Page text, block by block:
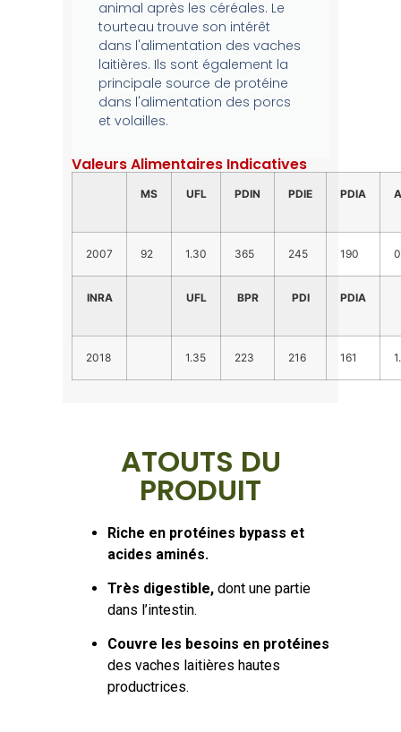
animal après les céréales. Le
tourteau trouve son intérêt
dans l'alimentation des vaches
laitières. Ils sont également la
principale source de protéine
dans l'alimentation des porcs
et volailles.
Valeurs Alimentaires Indicatives
MS UFL PDIN PDIE PDIA
2007 92 1.30 365 245 190 0
INRA UFL BPR PDI PDIA
2018 1.35 223 216 161
ATOUTS DU
PRODUIT
Riche en protéines bypass et
acides aminés.
Très digestible, dont une partie
dans l’intestin.
Couvre les besoins en protéines
des vaches laitières hautes
productrices.